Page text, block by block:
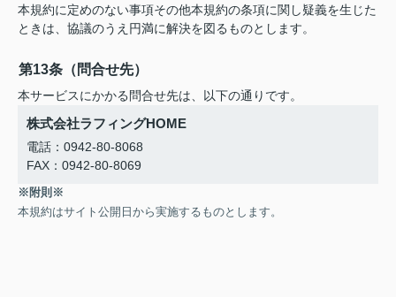
本規約に定めのない事項その他本規約の条項に関し疑義を生じた
ときは、協議のうえ円満に解決を図るものとします。
第13条（問合せ先）
本サービスにかかる問合せ先は、以下の通りです。
株式会社ラフィングHOME
電話：0942-80-8068
FAX：0942-80-8069
※附則※
本規約はサイト公開日から実施するものとします。